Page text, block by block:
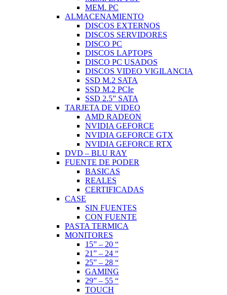
MEM. PC
ALMACENAMIENTO
DISCOS EXTERNOS
DISCOS SERVIDORES
DISCO PC
DISCOS LAPTOPS
DISCO PC USADOS
DISCOS VIDEO VIGILANCIA
SSD M.2 SATA
SSD M.2 PCIe
SSD 2.5” SATA
TARJETA DE VIDEO
AMD RADEON
NVIDIA GEFORCE
NVIDIA GEFORCE GTX
NVIDIA GEFORCE RTX
DVD – BLU RAY
FUENTE DE PODER
BASICAS
REALES
CERTIFICADAS
CASE
SIN FUENTES
CON FUENTE
PASTA TERMICA
MONITORES
15” – 20 “
21” – 24 “
25” – 28 “
GAMING
29” – 55 “
TOUCH